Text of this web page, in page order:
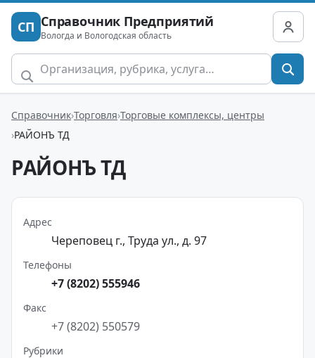
СП Справочник Предприятий
Вологда и Вологодская область
Справочник Торговля Торговые комплексы, центры
РАЙОНЪ ТД
РАЙОНЪ ТД
Адрес
Череповец г., Труда ул., д. 97
Телефоны
+7 (8202) 555946
Факс
+7 (8202) 550579
Рубрики